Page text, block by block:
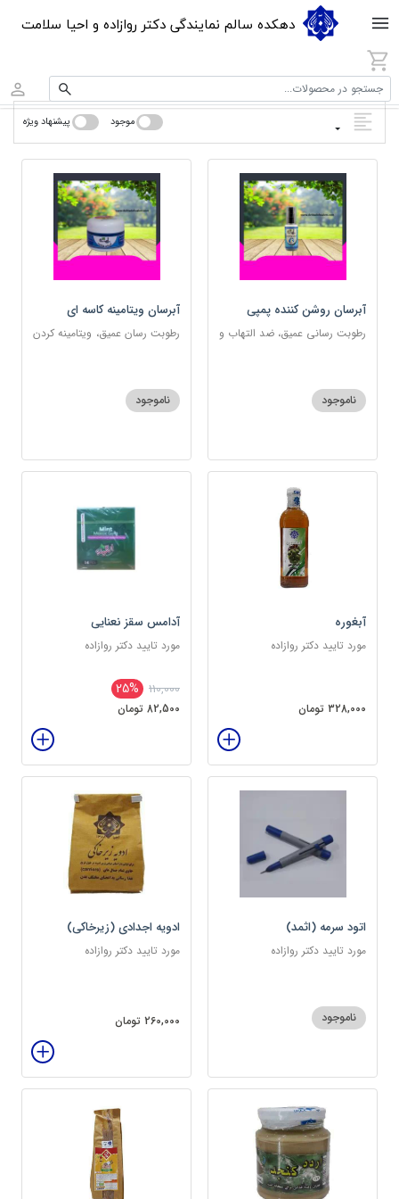
دهکده سالم نمایندگی دکتر روازاده و احیا سلامت
جستجو در محصولات...
موجود پیشنهاد ویژه
آبرسان روشن کننده پمپی
رطوبت رسانی عمیق، ضد التهاب و
ناموجود
آبرسان ویتامینه کاسه ای
رطوبت رسان عمیق، ویتامینه کردن
ناموجود
آبغوره
مورد تایید دکتر روازاده
328,000 تومان
آدامس سقز نعنایی
مورد تایید دکتر روازاده
110,000
25%
82,500 تومان
اتود سرمه (اثمد)
مورد تایید دکتر روازاده
ناموجود
ادویه اجدادی (زیرخاکی)
مورد تایید دکتر روازاده
260,000 تومان